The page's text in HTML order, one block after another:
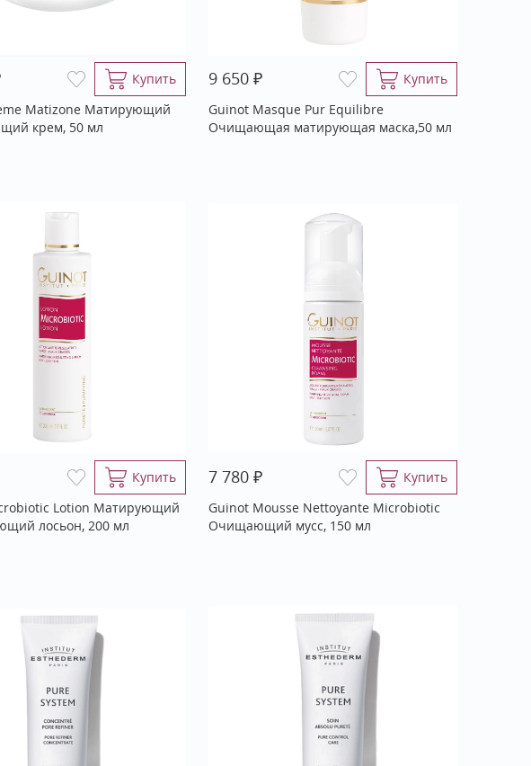
Купить
Matizone Матирующий
крем, 50 мл
9 650₽
Купить
Guinot Masque Pur Equilibre
Очищающая матирующая маска,50 мл
Купить
Lotion Матирующий
лосьон, 200 мл
7 780₽
Купить
Guinot Mousse Nettoyante Microbiotic
Очищающий мусс, 150 мл